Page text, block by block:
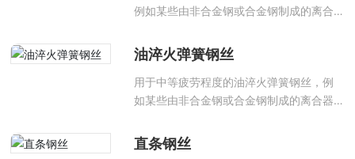
例如某些由非合金钢或合金钢制成的离合
油淬火弹簧钢丝
用于中等疲劳程度的油淬火弹簧钢丝，例
如某些由非合金钢或合金钢制成的离合器
直条钢丝